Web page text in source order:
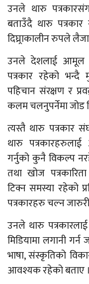
उनले थारु
बताउँदै थारु
दिघ्र्राकालीन रुपले
उनले देशलाई आमूल
पत्रकार रहेको
पहिचान संरक्षण र
कलम चलनुपर्नेमा जोड
त्यस्तै थारु पत्रकार
थारु
गर्नुको कुनै विकल्प
तथा खोज
टिक्न समस्या रहेको
पत्रकारहरु चल्न
उनले थारु
मिडियामा लगानी
भाषा, संस्कृतिको
आवश्यक रहेको बताए ।